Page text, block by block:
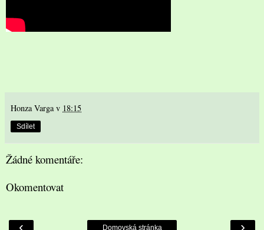
Honza Varga v 18:15
Sdílet
Žádné komentáře:
Okomentovat
Domovská stránka